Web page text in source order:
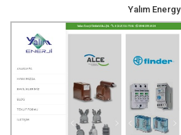
Yalım Energy